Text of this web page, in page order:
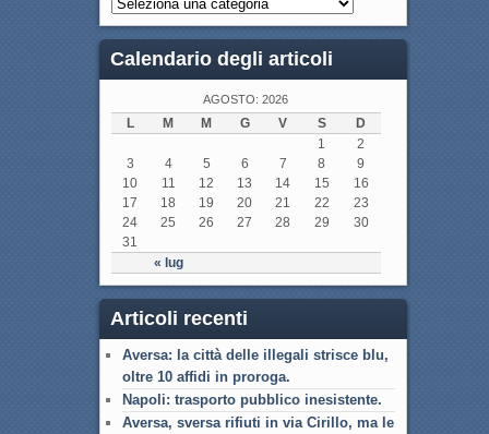
Calendario degli articoli
AGOSTO: 2026
L M M G V S D
« lug
1
2
3
4 5 6 7 8
9
10
11 12 13 14 15
16
17
18 19 20 21 22
23
24
25 26 27 28 29
30
31
Articoli recenti
Aversa: la città delle illegali strisce blu,
oltre 10 affidi in proroga.
Napoli: trasporto pubblico inesistente.
Aversa, sversa rifiuti in via Cirillo, ma le